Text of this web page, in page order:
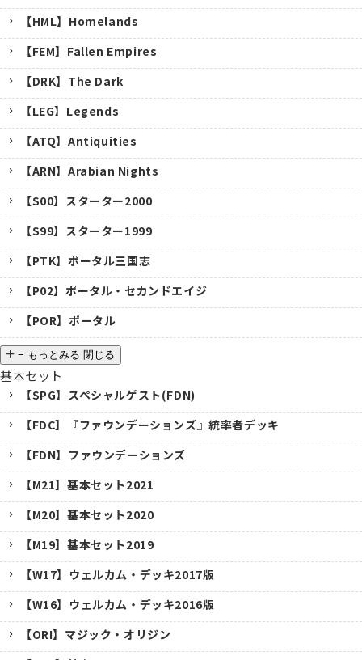
【HML】Homelands
【FEM】Fallen Empires
【DRK】The Dark
【LEG】Legends
【ATQ】Antiquities
【ARN】Arabian Nights
【S00】スターター2000
【S99】スターター1999
【PTK】ポータル三国志
【P02】ポータル・セカンドエイジ
【POR】ポータル
− もっとみる 閉じる
基本セット
【SPG】スペシャルゲスト(FDN)
【FDC】『ファウンデーションズ』統率者デッキ
【FDN】ファウンデーションズ
【M21】基本セット2021
【M20】基本セット2020
【M19】基本セット2019
【W17】ウェルカム・デッキ2017版
【W16】ウェルカム・デッキ2016版
【ORI】マジック・オリジン